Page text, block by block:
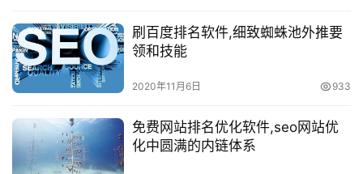
刷百度排名软件,细致蜘蛛池外推要
领和技能
2020年11月6日 933
免费网站排名优化软件,seo网站优
化中圆满的内链体系